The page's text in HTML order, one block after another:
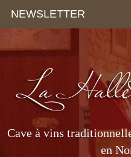
NEWSLETTER
Cave à vins
en
Panneau de gestion des